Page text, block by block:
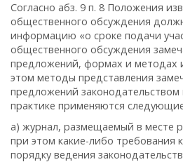
Согласно абз. 9 п. 8 Положения
общественного обсуждения
информацию «о сроке подачи
общественного обсуждения
предложений, формах и методах
этом методы представления
предложений
практике применяются
а) журнал, размещаемый в месте
при этом какие-либо требования
порядку ведения